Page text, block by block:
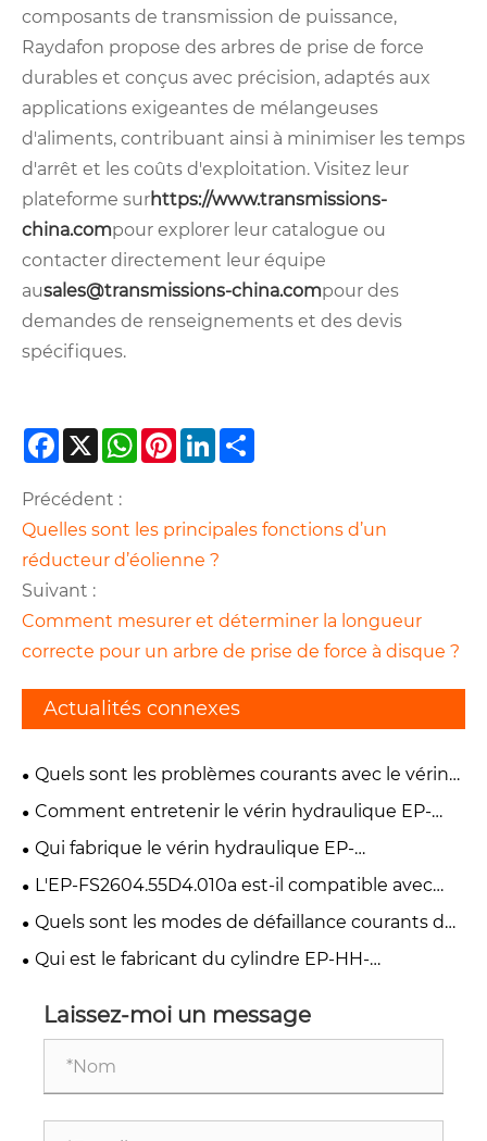
composants de transmission de puissance,
Raydafon propose des arbres de prise de force
durables et conçus avec précision, adaptés aux
applications exigeantes de mélangeuses
d'aliments, contribuant ainsi à minimiser les temps
d'arrêt et les coûts d'exploitation. Visitez leur
plateforme surhttps://www.transmissions-
china.compour explorer leur catalogue ou
contacter directement leur équipe
ausales@transmissions-china.compour des
demandes de renseignements et des devis
spécifiques.
Facebook
X WhatsApp
PinterestLinkedIn
Précédent :
Quelles sont les principales fonctions d’un
réducteur d’éolienne ?
Suivant :
Comment mesurer et déterminer la longueur
correcte pour un arbre de prise de force à disque ?
Actualités connexes
Quels sont les problèmes courants avec le vérin
de levage hydraulique EP-FT800.55A.012 ?
Comment entretenir le vérin hydraulique EP-
TF1004.55.8 ?
Qui fabrique le vérin hydraulique EP-
TC04.55JD.010 ?
L'EP-FS2604.55D4.010a est-il compatible avec
mon chariot élévateur ?
Quels sont les modes de défaillance courants du
vérin hydraulique EP-HH-YG45*220-V90 ?
Qui est le fabricant du cylindre EP-HH-
Laissez-moi un message